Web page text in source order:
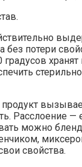
без потери
градусов
Расслоение —
можно
свойства.